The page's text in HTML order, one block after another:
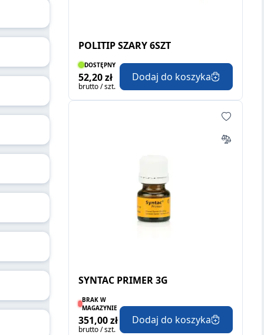
POLITIP SZARY 6SZT
DOSTĘPNY
52,20 zł
brutto / szt.
Dodaj do koszyka
SYNTAC PRIMER 3G
BRAK W
MAGAZYNIE
351,00 zł
brutto / szt.
Dodaj do koszyka